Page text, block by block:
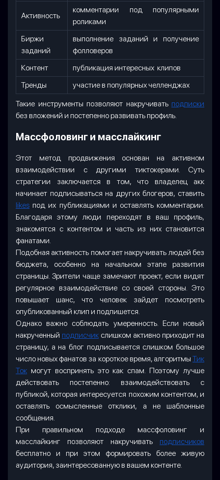
Активность
комментарии под популярными
роликами
Биржи
заданий
выполнение заданий и получение
фолловеров
Контент
публикация интересных клипов
Тренды
участие в популярных челленджах
Такие инструменты позволяют накручивать подписки
без вложений и постепенно развивать профиль.
Массфоловинг и масслайкинг
Этот метод продвижения основан на активном
взаимодействии с другими тиктокерами. Суть
стратегии заключается в том, что владелец акк
начинает подписываться на других блогеров, ставить
likes под их публикациями и оставлять комментарии.
Благодаря этому люди переходят в ваш профиль,
знакомятся с контентом и часть из них становится
фанатами.
Подобная активность помогает накручивать людей без
бюджета, особенно на начальном этапе развития
страницы. Зрители чаще замечают проект, если видят
регулярное взаимодействие со своей стороны. Это
повышает шанс, что человек зайдет посмотреть
опубликованный клип и подпишется.
Однако важно соблюдать умеренность. Если новый
накрученный подписчик слишком активно приходит на
страницу, а на блог подписывается слишком большое
число новых фанатов за короткое время, алгоритмы Тик
Ток могут воспринять это как спам. Поэтому лучше
действовать постепенно: взаимодействовать с
публикой, которая интересуется похожим контентом, и
оставлять осмысленные отклики, а не шаблонные
сообщения.
При правильном подходе массфоловинг и
масслайкинг позволяют накручивать
подписчиков
бесплатно и при этом формировать более живую
аудитория, заинтересованную в вашем контенте.